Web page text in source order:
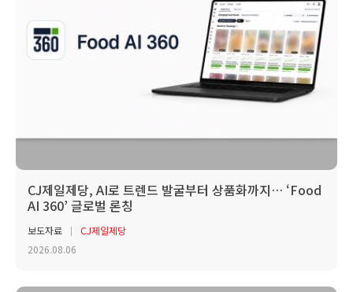
CJ제일제당, AI로 트렌드 발굴부터 상품화까지… ‘Food
AI 360’ 글로벌 론칭
보도자료
CJ제일제당
2026.08.06